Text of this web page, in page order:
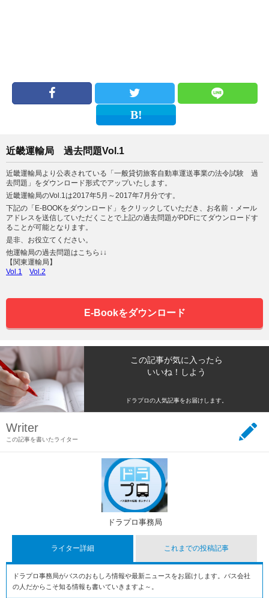
近畿運輸局 過去問題Vol.1
近畿運輸局より公表されている「一般貸切旅客自動車運送事業の法令試験 過
去問題」をダウンロード形式でアップいたします。
近畿運輸局のVol.1は2017年5月～2017年7月分です。
下記の「E-BOOKをダウンロード」をクリックしていただき、お名前・メール
アドレスを送信していただくことで上記の過去問題がPDFにてダウンロードす
ることが可能となります。
是非、お役立てください。
他運輸局の過去問題はこちら↓↓
【関東運輸局】
Vol.1
Vol.2
E-Bookをダウンロード
この記事が気に入ったら
いいね！しよう
ドラプロの人気記事をお届けします。
Writer
この記事を書いたライター
ドラプロ事務局
ライター詳細 これまでの投稿記事
ドラプロ事務局がバスのおもしろ情報や最新ニュースをお届けします。バス会社
の人だからこそ知る情報も書いていきますよ～。